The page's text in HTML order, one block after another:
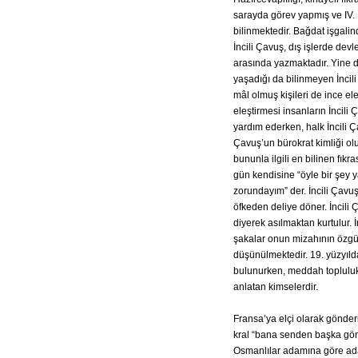
sarayda görev yapmış ve
bilinmektedir. Bağdat
İncili Çavuş, dış işlerde
arasında yazmaktadır. Yine
yaşadığı da bilinmeyen
mâl olmuş kişileri de ince
eleştirmesi insanların İncili
yardım ederken, halk İncili
Çavuş’un bürokrat kimliği
bununla ilgili en bilinen
gün kendisine “öyle bir şey
zorundayım” der. İncili
öfkeden deliye döner. İncili
diyerek asılmaktan kurtulur.
şakalar onun mizahının
düşünülmektedir. 19.
bulunurken, meddah
anlatan kimselerdir.
Fransa’ya elçi olarak
kral “bana senden başka
Osmanlılar adamına göre